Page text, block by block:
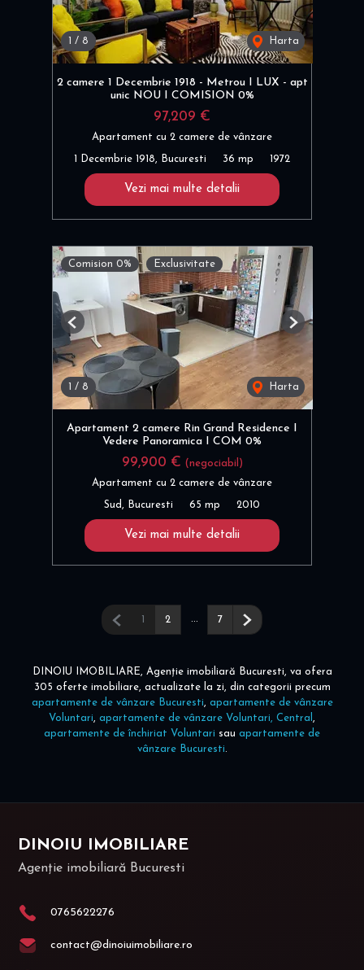
/ 8 Harta
2 camere 1 Decembrie 1918 - Metrou I LUX - apt
unic NOU I COMISION 0%
97,209 €
Apartament cu 2 camere de vânzare
1 Decembrie 1918, Bucuresti 36 mp 1972
Vezi mai multe detalii
Comision 0% Exclusivitate
1 / 8 Harta
Previous Next
Apartament 2 camere Rin Grand Residence I
Vedere Panoramica I COM 0%
99,900 € (negociabil)
Apartament cu 2 camere de vânzare
Sud, Bucuresti 65 mp 2010
Vezi mai multe detalii
Pagina anterioară
1 2 ... 7 Pagina următoare
DINOIU IMOBILIARE, Agenție imobiliară Bucuresti, va ofera
305 oferte imobiliare, actualizate la zi, din categorii precum
apartamente de vânzare Bucuresti, apartamente de vânzare
Voluntari, apartamente de vânzare Voluntari, Central ,
apartamente de închiriat Voluntari sau apartamente de
vânzare Bucuresti.
DINOIU IMOBILIARE
Agenție imobiliară Bucuresti
0765622276
contact@dinoiuimobiliare.ro